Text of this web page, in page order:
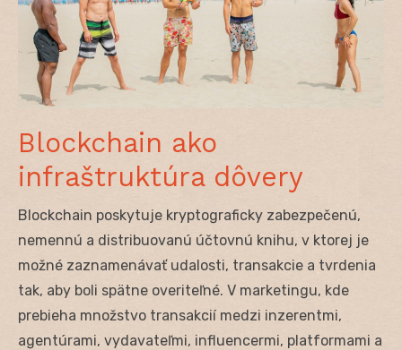
Blockchain ako
infraštruktúra dôvery
Blockchain poskytuje kryptograficky zabezpečenú,
nemennú a distribuovanú účtovnú knihu, v ktorej je
možné zaznamenávať udalosti, transakcie a tvrdenia
tak, aby boli spätne overiteľné. V marketingu, kde
prebieha množstvo transakcií medzi inzerentmi,
agentúrami, vydavateľmi, influencermi, platformami a